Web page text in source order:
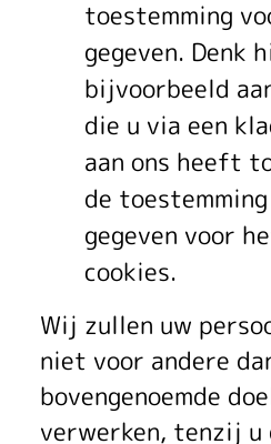
toestemming
gegeven. Denk
bijvoorbeeld
die u via een
aan ons heeft
de
gegeven voor
cookies.
Wij zullen uw
niet voor andere
bovengenoemde
verwerken, tenzij u